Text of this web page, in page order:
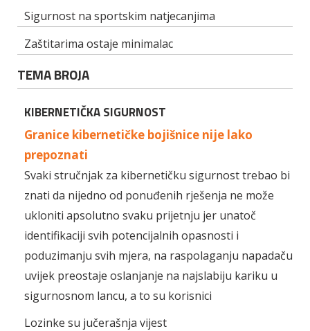
Sigurnost na sportskim natjecanjima
Zaštitarima ostaje minimalac
TEMA BROJA
KIBERNETIČKA SIGURNOST
Granice kibernetičke bojišnice nije lako
prepoznati
Svaki stručnjak za kibernetičku sigurnost trebao bi
znati da nijedno od ponuđenih rješenja ne može
ukloniti apsolutno svaku prijetnju jer unatoč
identifikaciji svih potencijalnih opasnosti i
poduzimanju svih mjera, na raspolaganju napadaču
uvijek preostaje oslanjanje na najslabiju kariku u
sigurnosnom lancu, a to su korisnici
Lozinke su jučerašnja vijest